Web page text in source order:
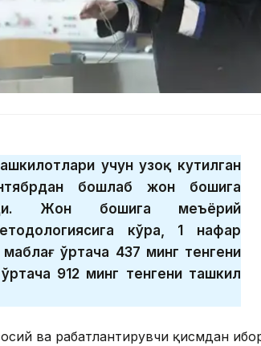
учун узоқ кутилган
бошлаб жон бошига
Жон бошига меъёрий
кўра, 1 нафар
ўртача 437 минг тенгени
912 минг тенгени ташкил
ва рағбатлантирувчи қисмдан